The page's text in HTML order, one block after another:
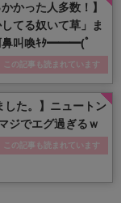
かった人多数！】
てる奴いて草」ま
鼻叫喚ｷﾀ━━━(ﾟ
この記事も読まれています
した。】ニュートン
ジでエグ過ぎるｗ
この記事も読まれています